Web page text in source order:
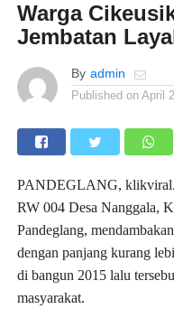
Warga
Jembatan
By admin
Published on April
PANDEGLANG,
RW 004 Desa Nanggala,
Pandeglang,
dengan panjang kurang
di bangun 2015 lalu
masyarakat.